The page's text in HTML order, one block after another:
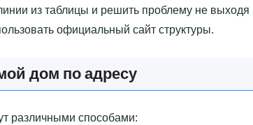
из таблицы и решить проблему не выходя
официальный сайт структуры.
дом по адресу
различными способами: